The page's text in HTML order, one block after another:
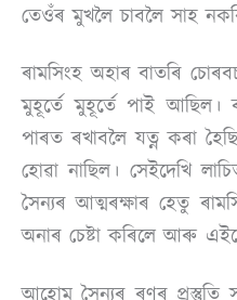
তেওঁৰ মুখলৈ চাবলৈ সাহ
ৰামসিংহ অহাৰ বাতৰি
মুহূর্তে মুহূর্তে পাই আছিল।
পাৰত ৰখাবলৈ যত্ন কৰা
হোৱা নাছিল। সেইদেখি
সৈন্যৰ আত্মৰক্ষাৰ হেতু
অনাৰ চেষ্টা কৰিলে আৰু
আহোম সৈন্যৰ ৰণৰ প্ৰস্তুতি